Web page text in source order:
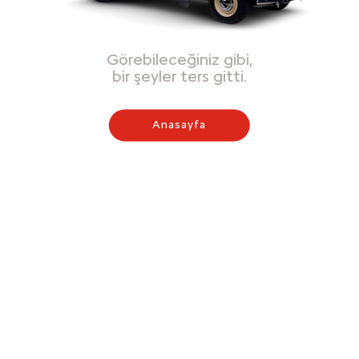
Görebileceğiniz gibi,
bir şeyler ters gitti.
Anasayfa